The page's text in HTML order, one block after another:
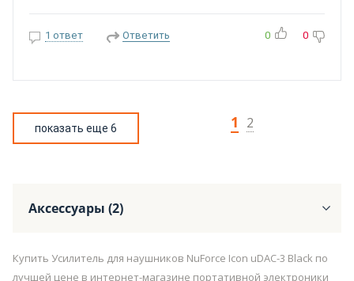
1 ответ Ответить 0 0
показать еще 6 1 2
Аксессуары (2)
Купить Усилитель для наушников NuForce Icon uDAC-3 Black по
лучшей цене в интернет-магазине портативной электроники